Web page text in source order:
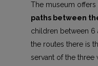
The museum offers
paths between
children between 6
the routes there is
servant of the three